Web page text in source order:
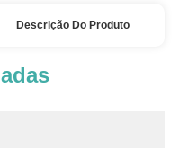
Descrição Do Produto